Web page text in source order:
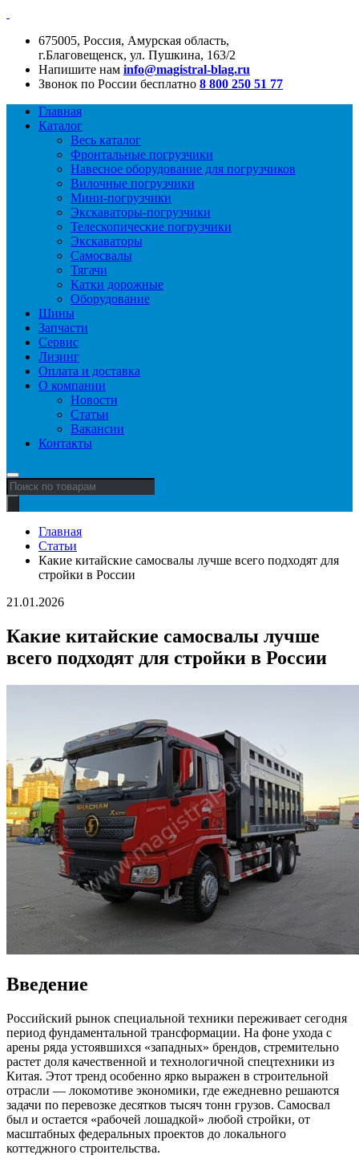
675005, Россия, Амурская область,
г.Благовещенск, ул. Пушкина, 163/2
Напишите нам info@magistral-blag.ru
Звонок по России бесплатно 8 800 250 51 77
Главная
Каталог
Весь каталог
Фронтальные погрузчики
Навесное оборудование для погрузчиков
Вилочные погрузчики
Мини-погрузчики
Экскаваторы-погрузчики
Телескопические погрузчики
Экскаваторы
Самосвалы
Тягачи
Катки дорожные
Оборудование
Шины
Запчасти
Сервис
Лизинг
Оплата и доставка
О компании
Новости
Статьи
Вакансии
Контакты
Поиск
товаров
Главная
Статьи
Какие китайские самосвалы лучше всего подходят для
стройки в России
21.01.2026
Какие китайские самосвалы лучше
всего подходят для стройки в России
Введение
Российский рынок специальной техники переживает сегодня
период фундаментальной трансформации. На фоне ухода с
арены ряда устоявшихся «западных» брендов, стремительно
растет доля качественной и технологичной спецтехники из
Китая. Этот тренд особенно ярко выражен в строительной
отрасли — локомотиве экономики, где ежедневно решаются
задачи по перевозке десятков тысяч тонн грузов. Самосвал
был и остается «рабочей лошадкой» любой стройки, от
масштабных федеральных проектов до локального
коттеджного строительства.